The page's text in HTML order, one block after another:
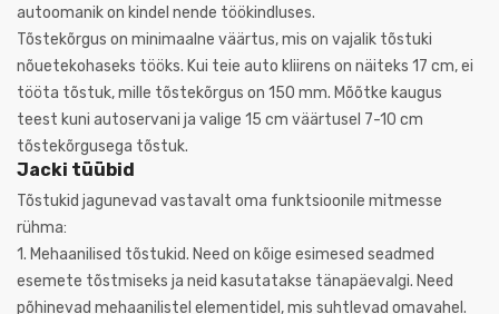
autoomanik on kindel nende töökindluses.
Tõstekõrgus on minimaalne väärtus, mis on vajalik tõstuki
nõuetekohaseks tööks. Kui teie auto kliirens on näiteks 17 cm, ei
tööta tõstuk, mille tõstekõrgus on 150 mm. Mõõtke kaugus
teest kuni autoservani ja valige 15 cm väärtusel 7-10 cm
tõstekõrgusega tõstuk.
Jacki tüübid
Tõstukid jagunevad vastavalt oma funktsioonile mitmesse
rühma:
1. Mehaanilised tõstukid. Need on kõige esimesed seadmed
esemete tõstmiseks ja neid kasutatakse tänapäevalgi. Need
põhinevad mehaanilistel elementidel, mis suhtlevad omavahel.